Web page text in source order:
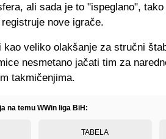
ali sada je to "ispeglano",
nove igrače.
kao veliko olakšanje za stručni
nesmetano jačati tim za
takmičenjima.
na temu WWin liga BiH:
TABELA